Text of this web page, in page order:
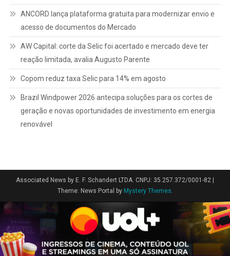
ANCORD lança plataforma gratuita para modernizar envio e
acesso de documentos do Mercado
AW Capital: corte da Selic foi acertado e mercado deve ter
reação limitada, avalia Augusto Parente
Copom reduz taxa Selic para 14% em agosto
Brazil Windpower 2026 antecipa soluções para os cortes de
geração e novas oportunidades de investimento em energia
renovável
Associated News by E. F. Schandert LTDA. CNPJ: 35.257.372/0001-82
Theme: News Portal by Mystery Themes.